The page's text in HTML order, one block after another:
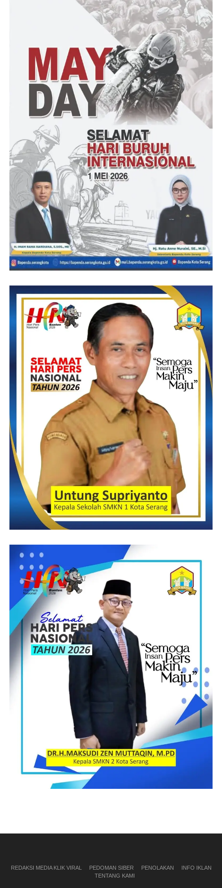
Boourac.com adalah solusi masyarakat Indonesia yang tinggal di
luar negeri untuk mendapatkan produk Indonesia dengan mudah
dan mudah melalui platform teknologi Boourac.com adalah
platform teknologi pasar e-commerce Indonesia yang dibuat
untuk membantu penjual Indonesia memasarkan produknya
secara internasional.
Boourac.com sangat mensuport para pelaku Usaha Mikro Kecil
dan Menengah (UMKM) dan perorangan untuk
mengembangkan usaha mereka dengan memasarkan produk-
produknya di Website Boourac.com sehingga pelaku usaha akan
mendapatkan pendapatan yang jauh lebih banyak dibandingkan
jualan yang hanya lokal saja. Ungkap Amel Ke media
Klikviral.com
Andriani Leniawati S.Pd Adalah pendiri komunitas, beliau juga
wartawati dan aktif di ormas juga pendamping Halal UMKM
suport sistem wadah bagi pelaku UMKM Banten di berbagai
wilayah Banten untuk mewadahi produk-produk UMKM untuk
dapat dipromosikan offline maupun online.
Pertemuan dengan Metta Palupi dan Andriani Leniawati serta
teamnya Wiwin dan Amelisah bisa memberikan kesempatan
bagi pelaku UMKM yang hendak mengenalkan produk atau
jasanya melalui Boourac.com
Pada kesempatan ini UMKM Banten dapat menggaet pasar yang
lebih luas sampai mancanegara. Dengan begitu pelaku UMKM
Banten berpeluang untuk Go Internasional.
Dengan bergabung dengan Boourac.com pelaku UMKM
Banten dapat berkesempatan menjalin kerja sama dengan baik
oleh Boourac.com Agar bisnis usaha UMKM semakin
Indrimardie22/AML
Post Views: 12
REDAKSI MEDIA KLIK VIRAL PEDOMAN SIBER PENOLAKAN
INFO IKLAN
TENTANG KAMI